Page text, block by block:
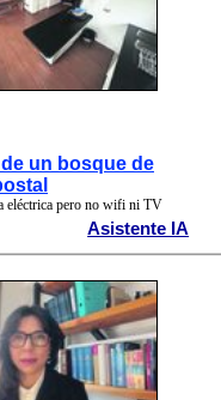
un bosque de
eléctrica pero no wifi ni TV
Asistente IA